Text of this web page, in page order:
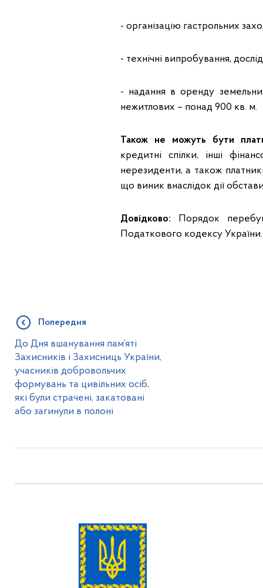
- організацію гастрольних
- технічні випробування,
- надання в оренду
нежитлових – понад 900 кв. м.
Також не можуть бути
кредитні спілки, інші
нерезиденти, а також
що виник внаслідок дії
Довідково: Порядок
Податкового кодексу України.
Попередня
До Дня вшанування пам’яті
Захисників і Захисниць України,
учасників добровольчих
формувань та цивільних осіб,
які були страчені, закатовані
або загинули в полоні